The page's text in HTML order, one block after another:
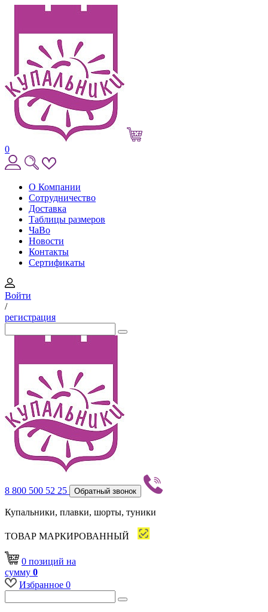
0
О Компании
Сотрудничество
Доставка
Таблицы размеров
ЧаВо
Новости
Контакты
Сертификаты
Войти
/
регистрация
8 800 500 52 25 Обратный звонок
Купальники, плавки, шорты, туники
ТОВАР МАРКИРОВАННЫЙ
0 позиций на
сумму 0
Избранное 0